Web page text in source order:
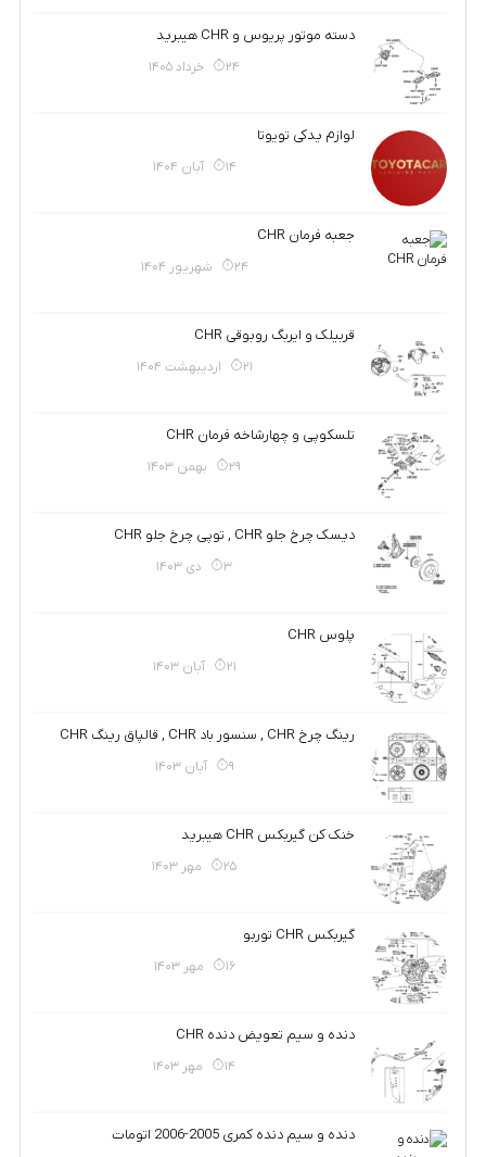
دسته موتور پریوس و CHR هیبرید
24 خرداد 1405
لوازم یدکی تویوتا
14 آبان 1404
جعبه فرمان CHR
24 شهریور 1404
قربیلک و ایربگ روبوقی CHR
21 اردیبهشت 1404
تلسکوپی و چهارشاخه فرمان CHR
29 بهمن 1403
دیسک چرخ جلو CHR , توپی چرخ جلو CHR
3 دی 1403
پلوس CHR
21 آبان 1403
رینگ چرخ CHR , سنسور باد CHR , قالپاق رینگ CHR
9 آبان 1403
خنک کن گیربکس CHR هیبرید
25 مهر 1403
گیربکس CHR توربو
16 مهر 1403
دنده و سیم تعویض دنده CHR
14 مهر 1403
دنده و سیم دنده کمری 2005-2006 اتومات